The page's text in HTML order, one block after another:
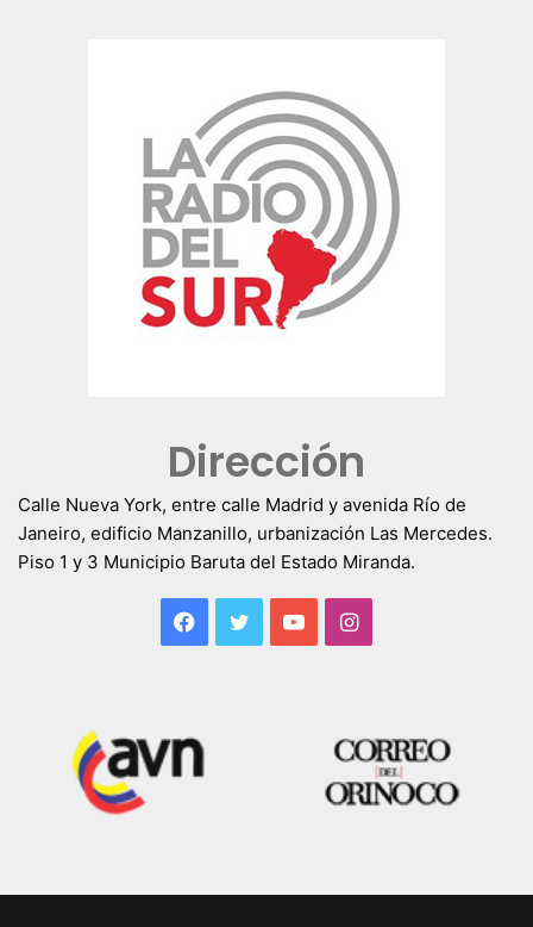
Dirección
Calle Nueva York, entre calle Madrid y avenida Río de
Janeiro, edificio Manzanillo, urbanización Las Mercedes.
Piso 1 y 3 Municipio Baruta del Estado Miranda.
Facebook
TwitterYouTubeInstagram